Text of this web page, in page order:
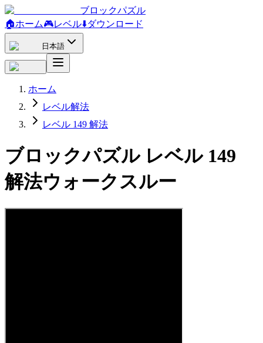
ブロックパズル
🏠ホーム🎮レベル⬇️ダウンロード
日本語
ホーム
レベル解法
レベル 149 解法
ブロックパズル レベル 149
解法ウォークスルー